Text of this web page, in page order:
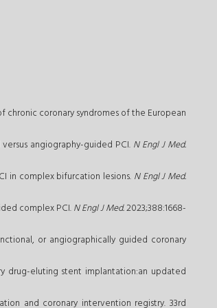
chronic coronary syndromes of the European
angiography-guided PCI. N Engl J Med.
in complex bifurcation lesions. N Engl J Med.
complex PCI.N Engl J Med.2023;388:1668-
or angiographically guided coronary
drug-eluting stent implantation:an updated
and coronary intervention registry. 33rd